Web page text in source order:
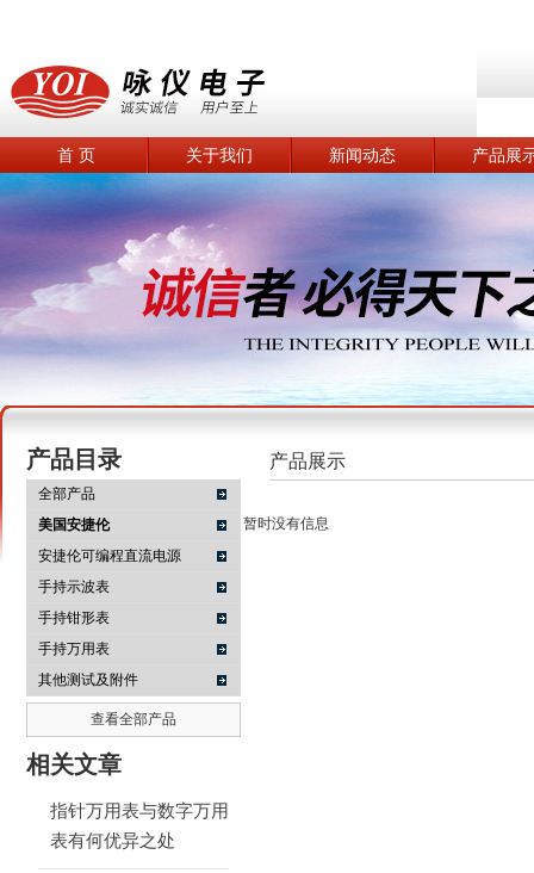
首 页 关于我们 新闻动态 产品展
产品目录
全部产品
美国安捷伦
安捷伦可编程直流电源
手持示波表
手持钳形表
手持万用表
其他测试及附件
查看全部产品
相关文章
指针万用表与数字万用
表有何优异之处
产品展示
暂时没有信息